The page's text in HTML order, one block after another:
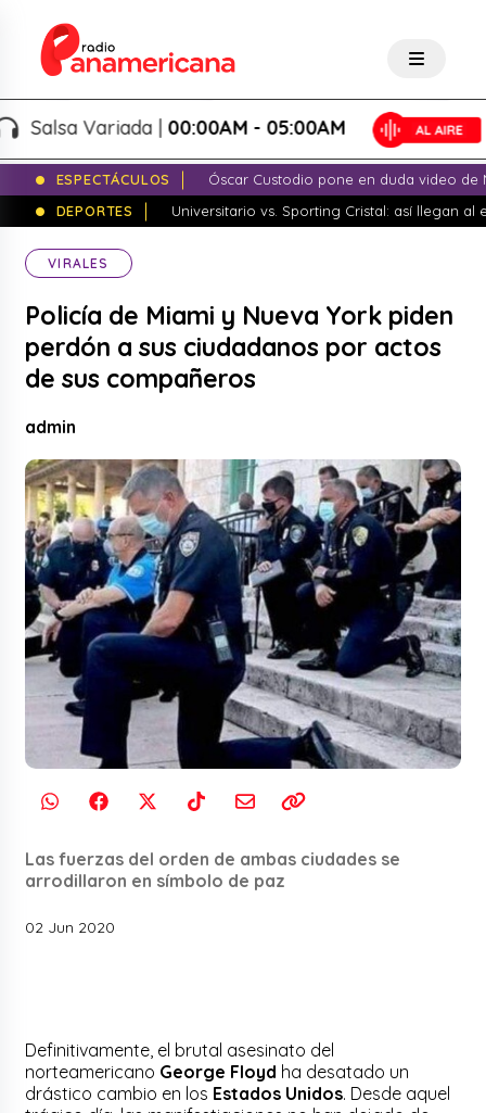
Variada |00:00AM - 05:00AM
ESPECTÁCULOS
Óscar Custodio pone en duda video de
DEPORTES
Universitario vs. Sporting Cristal: así llegan al
VIRALES
Policía de Miami y Nueva York piden
perdón a sus ciudadanos por actos
de sus compañeros
admin
Las fuerzas del orden de ambas ciudades se
arrodillaron en símbolo de paz
02 Jun 2020
Definitivamente, el brutal asesinato del
norteamericano George Floyd ha desatado un
drástico cambio en los Estados Unidos. Desde aquel